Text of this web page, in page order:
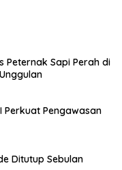
Peternak Sapi Perah di
Perkuat Pengawasan
Ditutup Sebulan